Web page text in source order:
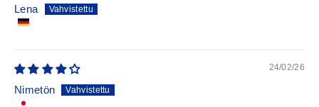
Lena
24/02/26
Nimetön